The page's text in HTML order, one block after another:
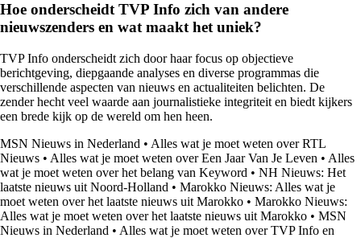
Hoe onderscheidt TVP Info zich van andere
nieuwszenders en wat maakt het uniek?
TVP Info onderscheidt zich door haar focus op objectieve
berichtgeving, diepgaande analyses en diverse programmas die
verschillende aspecten van nieuws en actualiteiten belichten. De
zender hecht veel waarde aan journalistieke integriteit en biedt kijkers
een brede kijk op de wereld om hen heen.
MSN Nieuws in Nederland • Alles wat je moet weten over RTL
Nieuws • Alles wat je moet weten over Een Jaar Van Je Leven • Alles
wat je moet weten over het belang van Keyword • NH Nieuws: Het
laatste nieuws uit Noord-Holland • Marokko Nieuws: Alles wat je
moet weten over het laatste nieuws uit Marokko • Marokko Nieuws:
Alles wat je moet weten over het laatste nieuws uit Marokko • MSN
Nieuws in Nederland • Alles wat je moet weten over TVP Info en